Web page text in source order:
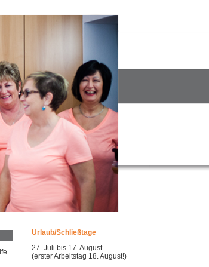
Urlaub/Schließtage
27. Juli bis 17. August
(erster Arbeitstag 18. August!)